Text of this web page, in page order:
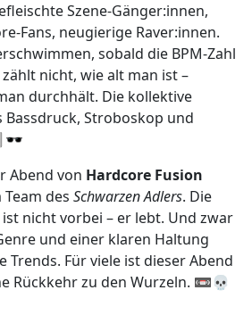
Szene-Gänger:innen,
Fans, neugierige Raver:innen.
sobald die BPM-Zahl
nicht, wie alt man ist –
durchhält. Die kollektive
Bassdruck, Stroboskop und
Abend von Hardcore Fusion
des Schwarzen Adlers. Die
nicht vorbei – er lebt. Und zwar
und einer klaren Haltung
Trends. Für viele ist dieser Abend
Rückkehr zu den Wurzeln. 📼💀